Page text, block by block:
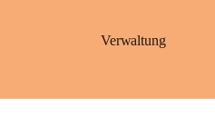
Verwaltung